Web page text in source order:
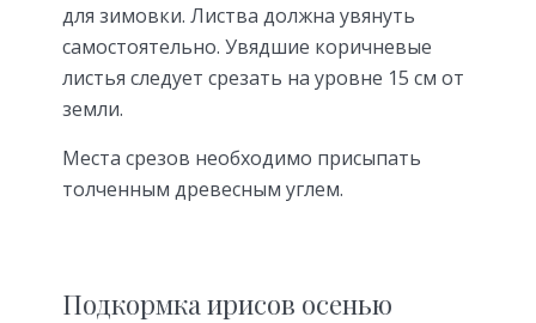
для зимовки. Листва должна увянуть
самостоятельно. Увядшие коричневые
листья следует срезать на уровне 15 см от
земли.
Места срезов необходимо присыпать
толченным древесным углем.
Подкормка ирисов осенью